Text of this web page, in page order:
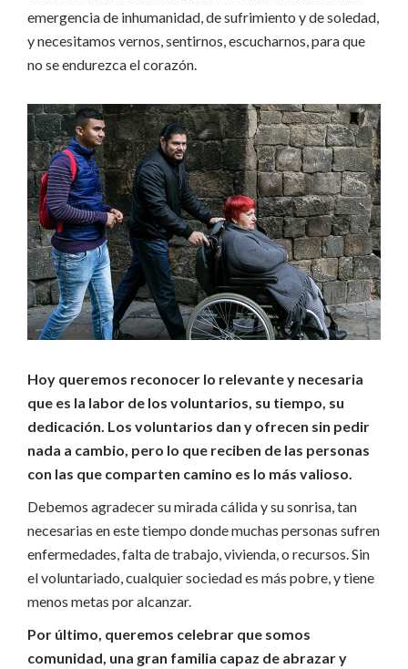
emergencia de inhumanidad, de sufrimiento y de soledad,
y necesitamos vernos, sentirnos, escucharnos, para que
no se endurezca el corazón.
Hoy queremos reconocer lo relevante y necesaria
que es la labor de los voluntarios, su tiempo, su
dedicación. Los voluntarios dan y ofrecen sin pedir
nada a cambio, pero lo que reciben de las personas
con las que comparten camino es lo más valioso.
Debemos agradecer su mirada cálida y su sonrisa, tan
necesarias en este tiempo donde muchas personas sufren
enfermedades, falta de trabajo, vivienda, o recursos. Sin
el voluntariado, cualquier sociedad es más pobre, y tiene
menos metas por alcanzar.
Por último, queremos celebrar que somos
comunidad, una gran familia capaz de abrazar y